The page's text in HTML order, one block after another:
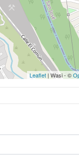
Leaflet | Wasi - ©